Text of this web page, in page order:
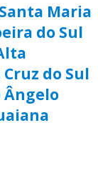
Maria
do Sul
do Sul
Ângelo